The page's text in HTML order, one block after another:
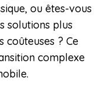
ou êtes-vous
solutions plus
coûteuses ? Ce
complexe